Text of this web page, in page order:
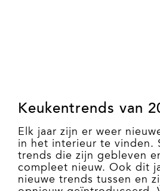
Keukentrends van
Elk jaar zijn er weer
in het interieur te vinden.
trends die zijn gebleven
compleet nieuw. Ook dit
nieuwe trends tussen en